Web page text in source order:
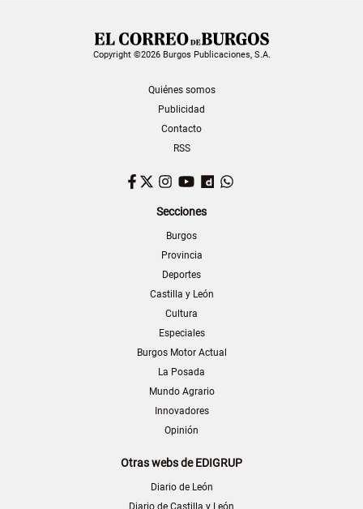
Copyright ©2026 Burgos Publicaciones, S.A.
Quiénes somos
Publicidad
Contacto
RSS
Facebook
TwitterInstagram
YouTubeDailymotion
Secciones
Burgos
Provincia
Deportes
Castilla y León
Cultura
Especiales
Burgos Motor Actual
La Posada
Mundo Agrario
Innovadores
Opinión
Otras webs de EDIGRUP
Diario de León